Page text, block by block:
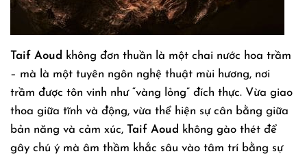
Taif Aoud
không đơn thuần là một chai nước hoa trầm
– mà là một tuyên ngôn nghệ thuật mùi hương, nơi
trầm được tôn vinh như “vàng lỏng” đích thực. Vừa giao
thoa giữa tĩnh và động, vừa thể hiện sự cân bằng giữa
bản năng và cảm xúc, Taif Aoud
không gào thét để
gây chú ý mà âm thầm khắc sâu vào tâm trí bằng sự